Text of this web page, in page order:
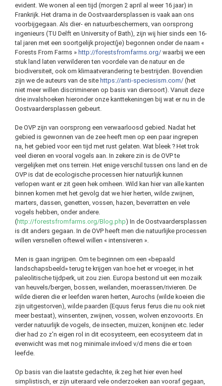
evident. We wonen al een tijd (morgen 2 april al weer 16 jaar) in
Frankrijk. Het drama in de Oostvaardersplassen is vaak aan ons
voorbijgegaan. Als dier- en natuurbeschermers, van oorsprong
ingenieurs (TU Delft en University of Bath), zijn wij hier sinds een 16-
tal jaren met een soortgelijk project(je) begonnen onder de naam «
Forests From Farms » http://forestsfromfarms.org/ waarbij we een
stuk land laten verwilderen ten voordele van de natuur en de
biodiversiteit, ook om klimaatverandering te bestrijden. Bovendien
zijn we de auteurs van de site https://anti-speciesism.com/ (het
niet meer willen discrimineren op basis van diersoort). Vanuit deze
drie invalshoeken hieronder onze kanttekeningen bij wat er nu in de
Oostvaardersplassen gebeurt.
De OVP zijn van oorsprong een verwaarloosd gebied. Nadat het
gebied is gewonnen van de zee heeft men op een paar ingrepen
na, het gebied voor een tijd met rust gelaten. Wat bleek ? Het trok
veel dieren en vooral vogels aan. In zekere zin is de OVP te
vergelijken met ons terrein. Het enige verschil tussen ons land en de
OVP is dat de ecologische processen hier natuurlijk kunnen
verlopen want er zit geen hek omheen. Wild kan hier van alle kanten
binnen komen met het gevolg dat we hier herten, wilde zwijnen,
marters, dassen, genetten, vossen, hazen, beverratten en vele
vogels hebben, onder andere.
(http://forestsfromfarms.org/Blog.php) In de Oostvaardersplassen
is dit anders gegaan. In de OVP heeft men die natuurlijke processen
willen versnellen oftewel willen « intensiveren ».
Men is gaan ingrijpen. Om te beginnen om een «bepaald
landschapsbeeld» terug te krijgen van hoe het er vroeger, in het
paleolitische tijdperk, uit zou zien. Europa bestond uit een mozaïk
van heuvels/bergen, bossen, weilanden, moerassen/rivieren. De
wilde dieren die er leefden waren herten, Aurochs (wilde koeien die
zijn uitgestorven), wilde paarden (Equus ferus ferus die nu ook niet
meer bestaat), winsenten, zwijnen, vossen, wolven enzovoorts. En
verder natuurlijk de vogels, de insecten, muizen, konijnen etc. Ieder
dier had zo z'n eigen rol in dit ecosysteem, een ecosysteem dat in
evenwicht was met nog minimale invloed v/d mens die er toen
leefde.
Op basis van die laatste gedachte, ik zeg het hier even heel
simplistisch, er zijn uiteraard vele onderzoeken aan vooraf gegaan,